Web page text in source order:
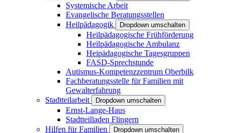
Systemische Arbeit
Evangelische Beratungsstellen
Heilpädagogik
Dropdown umschalten
Heilpädagogische Frühförderung
Heilpädagogische Ambulanz
Heipädagogische Tagesgruppen
FASD-Sprechstunde
Autismus-Kompetenzzentrum Oberbilk
Fachberatungsstelle für Familien mit
Gewalterfahrung
Stadtteilarbeit
Dropdown umschalten
Ernst-Lange-Haus
Stadtteilladen Flingern
Hilfen für Familien
Dropdown umschalten